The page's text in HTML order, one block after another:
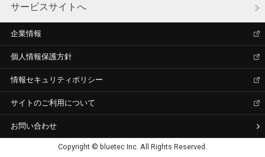
サービスサイトへ
企業情報
個人情報保護方針
情報セキュリティポリシー
サイトのご利用について
お問い合わせ
Copyright © bluetec Inc. All Rights Reserved.